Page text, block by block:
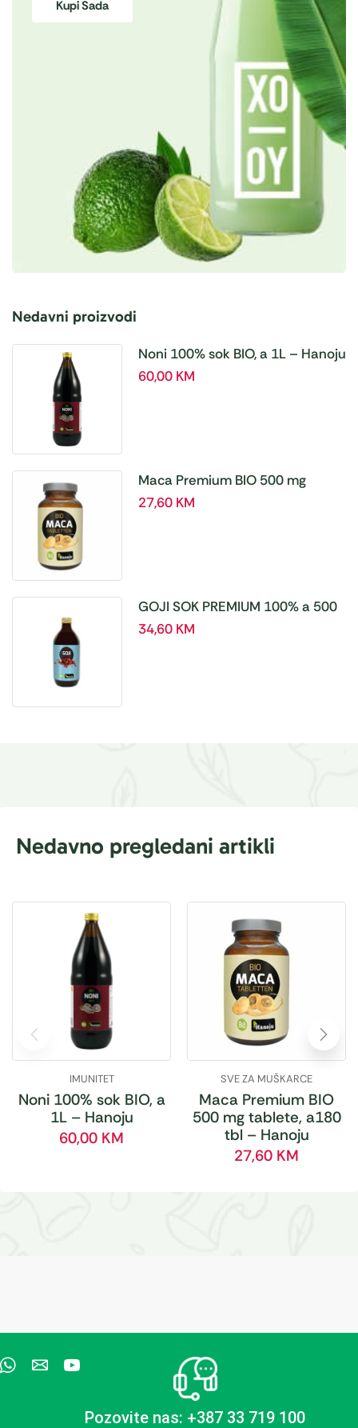
Kupi Sada
Nedavni proizvodi
Noni 100% sok BIO, a 1L – Hanoju
60,00 KM
Maca Premium BIO 500 mg
tablete, a180 tbl – Hanoju
27,60 KM
GOJI SOK PREMIUM 100% a 500
ml
34,60 KM
Nedavno pregledani artikli
IMUNITET
Noni 100% sok BIO, a
1L – Hanoju
60,00 KM
SVE ZA MUŠKARCE
Maca Premium BIO
500 mg tablete, a180
tbl – Hanoju
27,60 KM
Pozovite nas: +387 33 719 100